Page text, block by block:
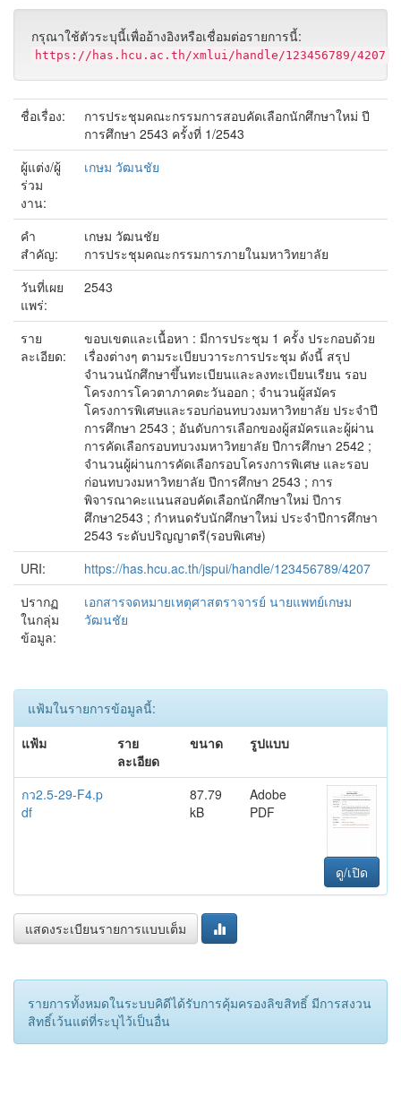
กรุณาใช้ตัวระบุนี้เพื่ออ้างอิงหรือเชื่อมต่อรายการนี้:
https://has.hcu.ac.th/xmlui/handle/123456789/4207
ชื่อเรื่อง:
การประชุมคณะกรรมการสอบคัดเลือกนักศึกษาใหม่ ปี
การศึกษา 2543 ครั้งที่ 1/2543
ผู้แต่ง/ผู้
ร่วม
งาน:
เกษม วัฒนชัย
คำ
สำคัญ:
เกษม วัฒนชัย
การประชุมคณะกรรมการภายในมหาวิทยาลัย
วันที่เผย
แพร่:
2543
ราย
ละเอียด:
ขอบเขตและเนื้อหา : มีการประชุม 1 ครั้ง ประกอบด้วย
เรื่องต่างๆ ตามระเบียบวาระการประชุม ดังนี้ สรุป
จำนวนนักศึกษาขึ้นทะเบียนและลงทะเบียนเรียน รอบ
โครงการโควตาภาคตะวันออก ; จำนวนผู้สมัคร
โครงการพิเศษและรอบก่อนทบวงมหาวิทยาลัย ประจำปี
การศึกษา 2543 ; อันดับการเลือกของผู้สมัครและผู้ผ่าน
การคัดเลือกรอบทบวงมหาวิทยาลัย ปีการศึกษา 2542 ;
จำนวนผู้ผ่านการคัดเลือกรอบโครงการพิเศษ และรอบ
ก่อนทบวงมหาวิทยาลัย ปีการศึกษา 2543 ; การ
พิจารณาคะแนนสอบคัดเลือกนักศึกษาใหม่ ปีการ
ศึกษา2543 ; กำหนดรับนักศึกษาใหม่ ประจำปีการศึกษา
2543 ระดับปริญญาตรี(รอบพิเศษ)
URI:
https://has.hcu.ac.th/jspui/handle/123456789/4207
ปรากฏ
ในกลุ่ม
ข้อมูล:
เอกสารจดหมายเหตุศาสตราจารย์ นายแพทย์เกษม
วัฒนชัย
แฟ้มในรายการข้อมูลนี้:
แฟ้ม
ราย
ละเอียด
ขนาด รูปแบบ
กว2.5-29-F4.p
df
87.79
kB
Adobe
PDF
ดู/เปิด
แสดงระเบียนรายการแบบเต็ม
รายการทั้งหมดในระบบคิดีได้รับการคุ้มครองลิขสิทธิ์ มีการสงวน
สิทธิ์เว้นแต่ที่ระบุไว้เป็นอื่น